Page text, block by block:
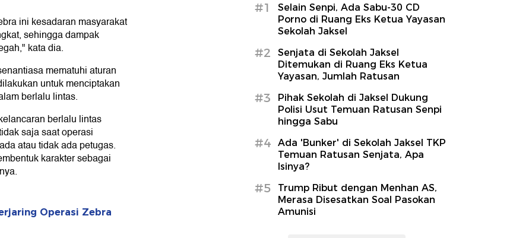
ini kesadaran masyarakat
sehingga dampak
kata dia.
mematuhi aturan
untuk menciptakan
berlalu lintas.
berlalu lintas
saja saat operasi
atau tidak ada petugas.
karakter sebagai
Operasi Zebra
#1
Selain Senpi, Ada Sabu-30 CD
Porno di Ruang Eks Ketua Yayasan
Sekolah Jaksel
#2
Senjata di Sekolah Jaksel
Ditemukan di Ruang Eks Ketua
Yayasan, Jumlah Ratusan
#3
Pihak Sekolah di Jaksel Dukung
Polisi Usut Temuan Ratusan Senpi
hingga Sabu
#4
Ada 'Bunker' di Sekolah Jaksel TKP
Temuan Ratusan Senjata, Apa
Isinya?
#5
Trump Ribut dengan Menhan AS,
Merasa Disesatkan Soal Pasokan
Amunisi